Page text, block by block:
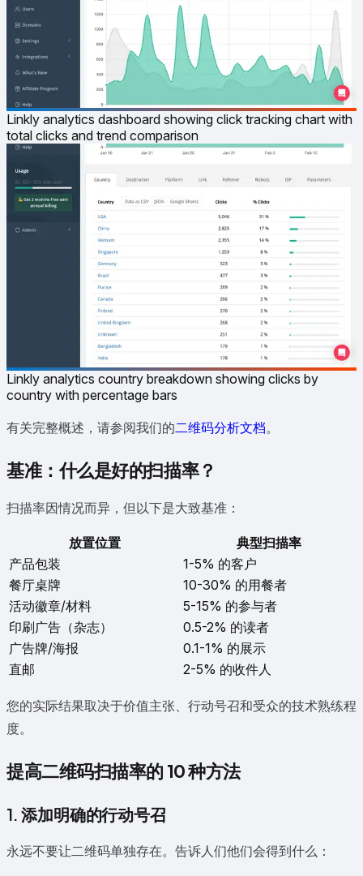
Linkly analytics dashboard showing click tracking chart with
total clicks and trend comparison
Linkly analytics country breakdown showing clicks by
country with percentage bars
有关完整概述，请参阅我们的二维码分析文档。
基准：什么是好的扫描率？
扫描率因情况而异，但以下是大致基准：
放置位置
典型扫描率
产品包装
1-5% 的客户
餐厅桌牌
10-30% 的用餐者
活动徽章/材料
5-15% 的参与者
印刷广告（杂志）
0.5-2% 的读者
广告牌/海报
0.1-1% 的展示
直邮
2-5% 的收件人
您的实际结果取决于价值主张、行动号召和受众的技术熟练程
度。
提高二维码扫描率的 10 种方法
1. 添加明确的行动号召
永远不要让二维码单独存在。告诉人们他们会得到什么：